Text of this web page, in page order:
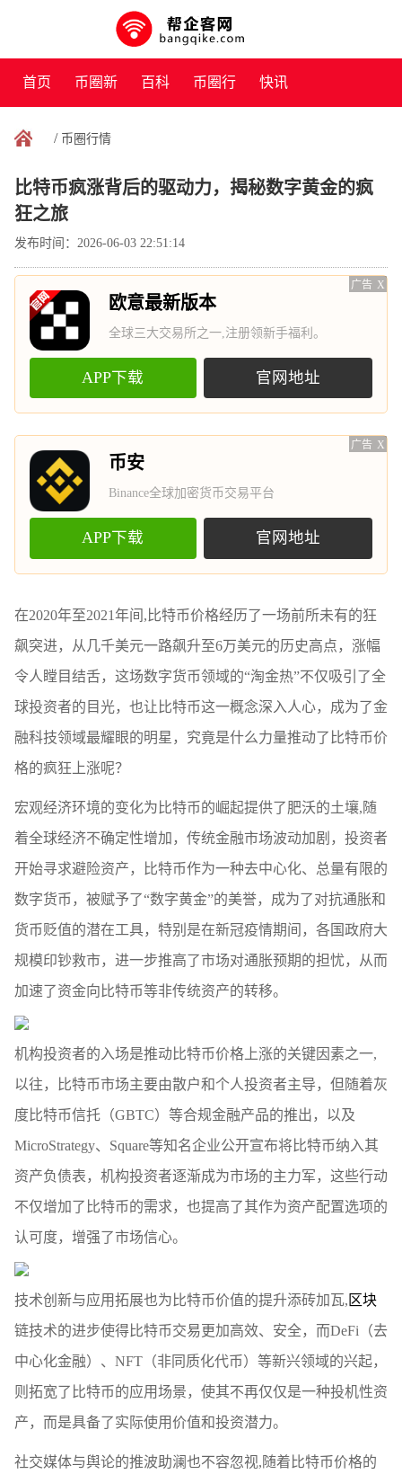
首页 币圈新
闻
百科 币圈行 快讯
/ 币圈行情
比特币疯涨背后的驱动力，揭秘数字黄金的疯
狂之旅
发布时间：2026-06-03 22:51:14
广告 X
欧意最新版本
全球三大交易所之一,注册领新手福利。
APP下载 官网地址
广告 X
币安
Binance全球加密货币交易平台
APP下载 官网地址
在2020年至2021年间,比特币价格经历了一场前所未有的狂
飙突进，从几千美元一路飙升至6万美元的历史高点，涨幅
令人瞠目结舌，这场数字货币领域的“淘金热”不仅吸引了全
球投资者的目光，也让比特币这一概念深入人心，成为了金
融科技领域最耀眼的明星，究竟是什么力量推动了比特币价
格的疯狂上涨呢？
宏观经济环境的变化为比特币的崛起提供了肥沃的土壤,随
着全球经济不确定性增加，传统金融市场波动加剧，投资者
开始寻求避险资产，比特币作为一种去中心化、总量有限的
数字货币，被赋予了“数字黄金”的美誉，成为了对抗通胀和
货币贬值的潜在工具，特别是在新冠疫情期间，各国政府大
规模印钞救市，进一步推高了市场对通胀预期的担忧，从而
加速了资金向比特币等非传统资产的转移。
机构投资者的入场是推动比特币价格上涨的关键因素之一,
以往，比特币市场主要由散户和个人投资者主导，但随着灰
度比特币信托（GBTC）等合规金融产品的推出，以及
MicroStrategy、Square等知名企业公开宣布将比特币纳入其
资产负债表，机构投资者逐渐成为市场的主力军，这些行动
不仅增加了比特币的需求，也提高了其作为资产配置选项的
认可度，增强了市场信心。
技术创新与应用拓展也为比特币价值的提升添砖加瓦, 区块
链技术的进步使得比特币交易更加高效、安全，而DeFi（去
中心化金融）、NFT（非同质化代币）等新兴领域的兴起，
则拓宽了比特币的应用场景，使其不再仅仅是一种投机性资
产，而是具备了实际使用价值和投资潜力。
社交媒体与舆论的推波助澜也不容忽视,随着比特币价格的